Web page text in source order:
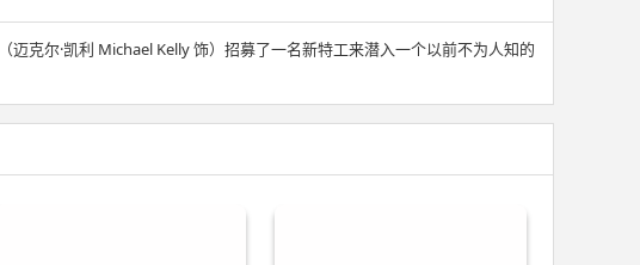
克尔·凯利 Michael Kelly 饰）招募了一名新特工来潜入一个以前不为人知的